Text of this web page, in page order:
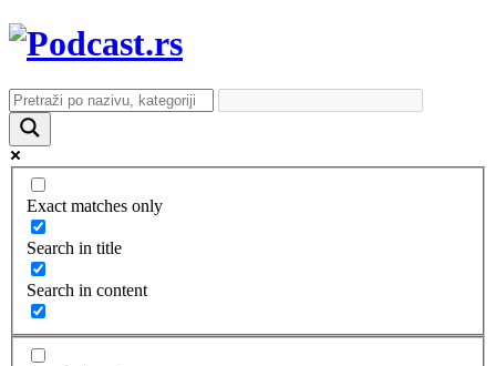
Exact matches only
Search in title
Search in content